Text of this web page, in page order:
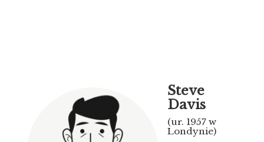
Steve
Davis
(ur. 1957 w
Londynie)